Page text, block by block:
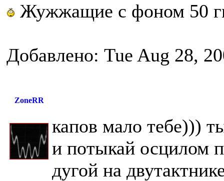
Жужжащие с фоном 50
Добавлено: Tue Aug 28,
ZoneRR
капов мало тебе)))
и потыкай осцилом
дугой на